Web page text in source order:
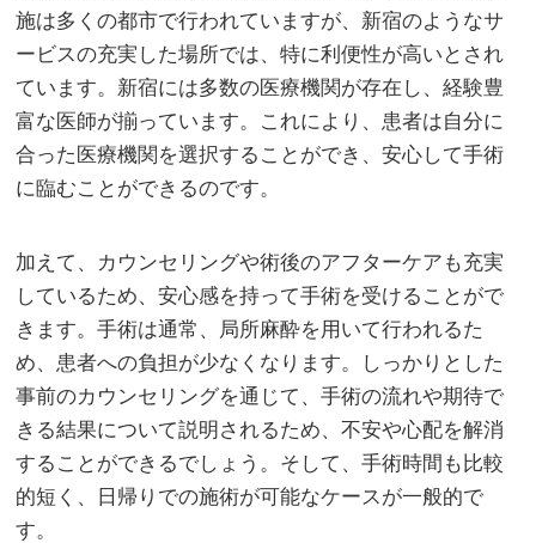
施は多くの都市で行われていますが、新宿のようなサ
ービスの充実した場所では、特に利便性が高いとされ
ています。新宿には多数の医療機関が存在し、経験豊
富な医師が揃っています。これにより、患者は自分に
合った医療機関を選択することができ、安心して手術
に臨むことができるのです。
加えて、カウンセリングや術後のアフターケアも充実
しているため、安心感を持って手術を受けることがで
きます。手術は通常、局所麻酔を用いて行われるた
め、患者への負担が少なくなります。しっかりとした
事前のカウンセリングを通じて、手術の流れや期待で
きる結果について説明されるため、不安や心配を解消
することができるでしょう。そして、手術時間も比較
的短く、日帰りでの施術が可能なケースが一般的で
す。